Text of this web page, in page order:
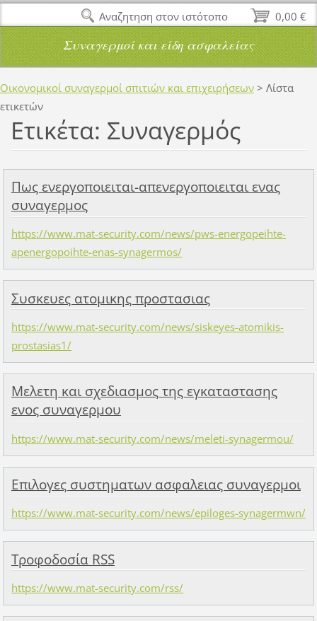
Συναγερμοί και είδη ασφαλείας
Οικονομικοί συναγερμοί σπιτιών και επιχειρήσεων > Λίστα
ετικετών
Ετικέτα: Συναγερμός
Πως ενεργοποιειται-απενεργοποιειται ενας
συναγερμος
https://www.mat-security.com/news/pws-energopeihte-
apenergopoihte-enas-synagermos/
Συσκευες ατομικης προστασιας
https://www.mat-security.com/news/siskeyes-atomikis-
prostasias1/
Μελετη και σχεδιασμος της εγκαταστασης
ενος συναγερμου
https://www.mat-security.com/news/meleti-synagermou/
Επιλογες συστηματων ασφαλειας συναγερμοι
https://www.mat-security.com/news/epiloges-synagermwn/
Τροφοδοσία RSS
https://www.mat-security.com/rss/
0,00 €
Αναζητηση στον ιστότοπο